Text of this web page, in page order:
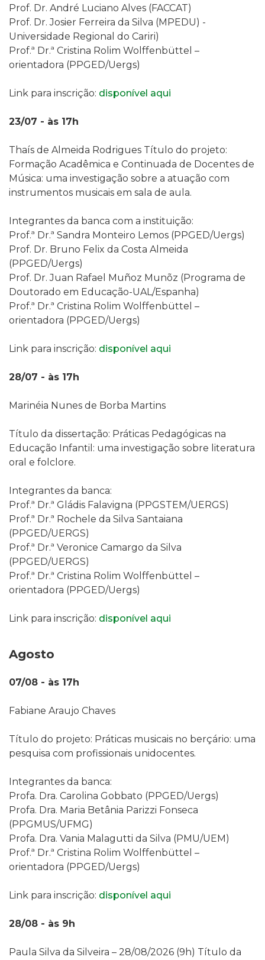
Prof. Dr. André Luciano Alves (FACCAT)
Prof. Dr. Josier Ferreira da Silva (MPEDU) -
Universidade Regional do Cariri)
Prof.ª Dr.ª Cristina Rolim Wolffenbüttel –
orientadora (PPGED/Uergs)
Link para inscrição: disponível aqui
23/07 - às 17h
Thaís de Almeida Rodrigues Título do projeto:
Formação Acadêmica e Continuada de Docentes de
Música: uma investigação sobre a atuação com
instrumentos musicais em sala de aula.
Integrantes da banca com a instituição:
Prof.ª Dr.ª Sandra Monteiro Lemos (PPGED/Uergs)
Prof. Dr. Bruno Felix da Costa Almeida
(PPGED/Uergs)
Prof. Dr. Juan Rafael Muñoz Munõz (Programa de
Doutorado em Educação-UAL/Espanha)
Prof.ª Dr.ª Cristina Rolim Wolffenbüttel –
orientadora (PPGED/Uergs)
Link para inscrição: disponível aqui
28/07 - às 17h
Marinéia Nunes de Borba Martins
Título da dissertação: Práticas Pedagógicas na
Educação Infantil: uma investigação sobre literatura
oral e folclore.
Integrantes da banca:
Prof.ª Dr.ª Gládis Falavigna (PPGSTEM/UERGS)
Prof.ª Dr.ª Rochele da Silva Santaiana
(PPGED/UERGS)
Prof.ª Dr.ª Veronice Camargo da Silva
(PPGED/UERGS)
Prof.ª Dr.ª Cristina Rolim Wolffenbüttel –
orientadora (PPGED/Uergs)
Link para inscrição: disponível aqui
Agosto
07/08 - às 17h
Fabiane Araujo Chaves
Título do projeto: Práticas musicais no berçário: uma
pesquisa com profissionais unidocentes.
Integrantes da banca:
Profa. Dra. Carolina Gobbato (PPGED/Uergs)
Profa. Dra. Maria Betânia Parizzi Fonseca
(PPGMUS/UFMG)
Profa. Dra. Vania Malagutti da Silva (PMU/UEM)
Prof.ª Dr.ª Cristina Rolim Wolffenbüttel –
orientadora (PPGED/Uergs)
Link para inscrição: disponível aqui
28/08 - às 9h
Paula Silva da Silveira – 28/08/2026 (9h) Título da